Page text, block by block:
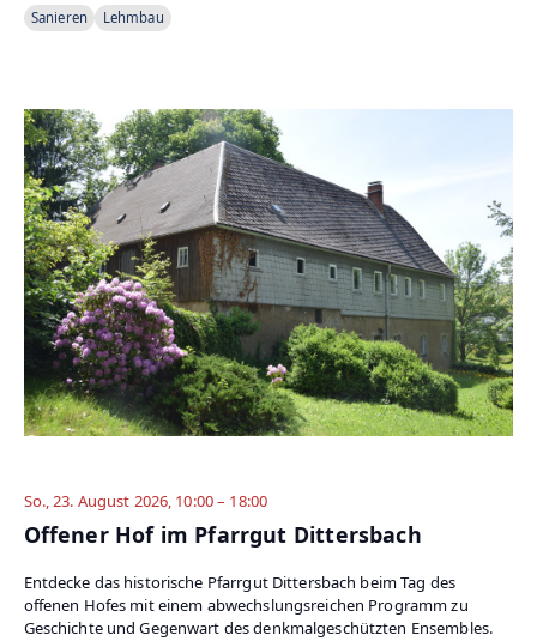
Sanieren Lehmbau
So., 23. August 2026, 10:00 – 18:00
Offener Hof im Pfarrgut Dittersbach
Entdecke das historische Pfarrgut Dittersbach beim Tag des
offenen Hofes mit einem abwechslungsreichen Programm zu
Geschichte und Gegenwart des denkmalgeschützten Ensembles.